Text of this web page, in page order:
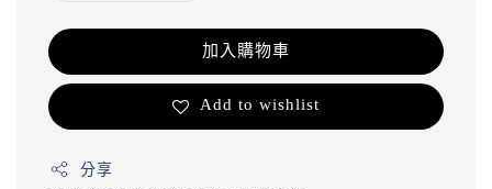
加入購物車
Add to wishlist
分享